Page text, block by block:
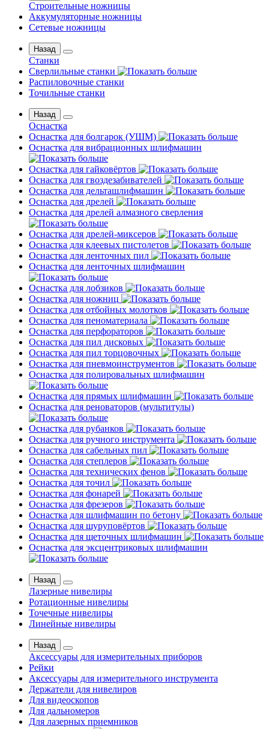
Строительные ножницы
Аккумуляторные ножницы
Сетевые ножницы
Назад
Станки
Сверлильные станки
Распиловочные станки
Точильные станки
Назад
Оснастка
Оснастка для болгарок (УШМ)
Оснастка для вибрационных шлифмашин
Оснастка для гайковёртов
Оснастка для гвоздезабивателей
Оснастка для дельташлифмашин
Оснастка для дрелей
Оснастка для дрелей алмазного сверления
Оснастка для дрелей-миксеров
Оснастка для клеевых пистолетов
Оснастка для ленточных пил
Оснастка для ленточных шлифмашин
Оснастка для лобзиков
Оснастка для ножниц
Оснастка для отбойных молотков
Оснастка для пеноматериала
Оснастка для перфораторов
Оснастка для пил дисковых
Оснастка для пил торцовочных
Оснастка для пневмоинструментов
Оснастка для полировальных шлифмашин
Оснастка для прямых шлифмашин
Оснастка для реноваторов (мультитулы)
Оснастка для рубанков
Оснастка для ручного инструмента
Оснастка для сабельных пил
Оснастка для степлеров
Оснастка для технических фенов
Оснастка для точил
Оснастка для фонарей
Оснастка для фрезеров
Оснастка для шлифмашин по бетону
Оснастка для шуруповёртов
Оснастка для щеточных шлифмашин
Оснастка для эксцентриковых шлифмашин
Назад
Лазерные нивелиры
Ротационные нивелиры
Точечные нивелиры
Линейные нивелиры
Назад
Аксессуары для измерительных приборов
Рейки
Аксессуары для измерительного инструмента
Держатели для нивелиров
Для видеоскопов
Для дальномеров
Для лазерных приемников